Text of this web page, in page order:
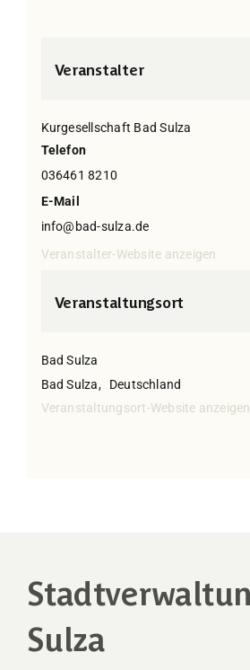
Veranstaltungsort
Bad Sulza
Bad Sulza,
Deutschland
Veranstaltungsort-Website anzeigen
Veranstalter
Kurgesellschaft Bad Sulza
Telefon
036461 8210
E-Mail
info@bad-sulza.de
Veranstalter-Website anzeigen
Sulza